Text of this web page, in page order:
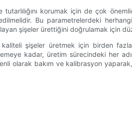
korumak için de çok
Bu parametrelerdeki
şişeler ürettiğini doğrulamak için
şişeler üretmek için birden
kadar, üretim sürecindeki her
olarak bakım ve kalibrasyon